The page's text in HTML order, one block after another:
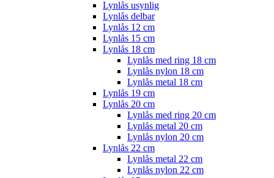
Lynlås usynlig
Lynlås delbar
Lynlås 12 cm
Lynlås 15 cm
Lynlås 18 cm
Lynlås med ring 18 cm
Lynlås nylon 18 cm
Lynlås metal 18 cm
Lynlås 19 cm
Lynlås 20 cm
Lynlås med ring 20 cm
Lynlås metal 20 cm
Lynlås nylon 20 cm
Lynlås 22 cm
Lynlås metal 22 cm
Lynlås nylon 22 cm